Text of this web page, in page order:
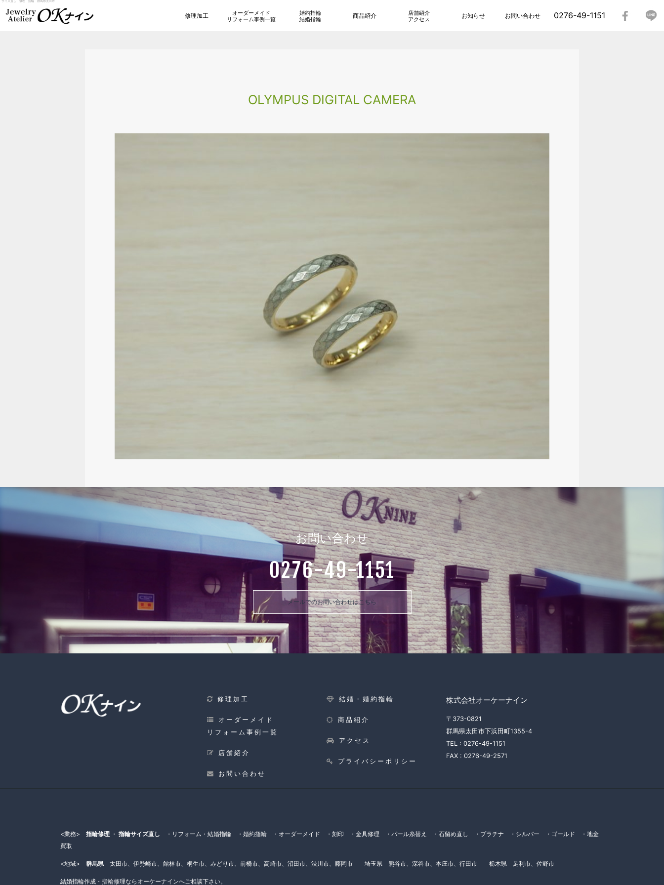
サイズ直し 修理 指輪 群馬県太田市
0276-49-1151
お問い合わせ
お知らせ
店舗紹介
アクセス
商品紹介
婚約指輪
結婚指輪
オーダーメイド
リフォーム事例一覧
修理加工
OLYMPUS DIGITAL CAMERA
お問い合わせ
0276-49-1151
メールでのお問い合わせはこちら
修理加工
オーダーメイド
リフォーム事例一覧
店舗紹介
お問い合わせ
結婚・婚約指輪
商品紹介
アクセス
プライバシーポリシー
株式会社オーケーナイン
〒373-0821
群馬県太田市下浜田町1355-4
TEL : 0276-49-1151
FAX : 0276-49-2571
<業務> 指輪修理 ・ 指輪サイズ直し ・リフォーム・結婚指輪 ・婚約指輪 ・オーダーメイド ・刻印 ・金具修理 ・パール糸替え ・石留め直し ・プラチナ ・シルバー ・ゴールド ・地金
買取
<地域> 群馬県太田市、伊勢崎市、館林市、桐生市、みどり市、前橋市、高崎市、沼田市、渋川市、藤岡市 埼玉県 熊谷市、深谷市、本庄市、行田市 栃木県 足利市、佐野市
結婚指輪作成・指輪修理ならオーケーナインへご相談下さい。